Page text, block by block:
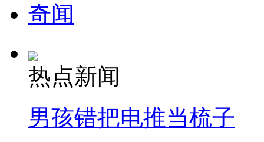
奇闻
热点新闻
男孩错把电推当梳子